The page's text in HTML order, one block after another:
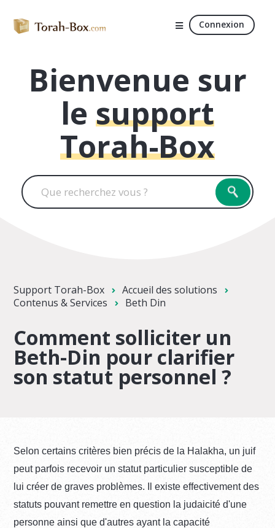
Connexion
Bienvenue sur
le support
Torah-Box
Support Torah-Box
Accueil des solutions
Contenus & Services
Beth Din
Comment solliciter un
Beth-Din pour clarifier
son statut personnel ?
Selon certains critères bien précis de la Halakha, un juif
peut parfois recevoir un statut particulier susceptible de
lui créer de graves problèmes. Il existe effectivement des
statuts pouvant remettre en question la judaicité d'une
personne ainsi que d'autres ayant la capacité